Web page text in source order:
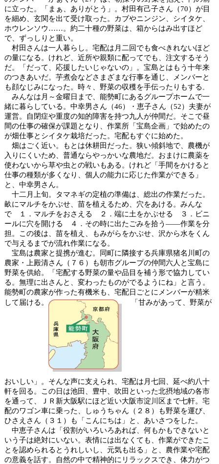
に立った。「まぁ、ありがとう」。村田有己子さん（70）が目
を細め、玄関を出て受け取った。カブやニンジン、シイタケ、
ホウレンソウ……。約二十種の野菜は、箱からはみ出すほど
で、ずっしりと重い。
村田さんは一人暮らし。宅配は月二回でも食べきれないほど
の量になる。けれど、近所や親類に配ってでも、注文するそう
だ。「だって、応援したいじゃないの」。宝島とはもう十年来
のつきあいだ。芋煮会などさまざまな行事を通じ、メンバーと
も顔なじみになった。時々、野菜の収穫を手伝ったりもする 。
みんなは月～金曜日まで、能勢町にあるグループホームで一
緒に暮らしている。中幸男さん（46）・恵子さん（52）夫妻が
運営。自閉症や重度の知的障害を持つ九人が仲間だ。そこで昼
間の仕事の確保が課題となり、作業所「宝島企画」で始めたの
が畑仕事とシイタケ栽培だった。宅配もすぐに始めた。
畑はごく近い。もとは休耕田だった。狭い傾斜地で、農機が
入りにくいため、普通ならやっかいな農地だ。おまけに農薬を
使わないから草や虫との戦いもある。けれど「手間をかけると
仕事の種類が多くなり、個人の能力に応じた作業ができる」
と、中幸男さん。
十二月上旬。タマネギの定植の準備は、総出の作業だった。
畝にマルチをかぶせ、苗を植えるため、穴をあける。みんな
で １．マルチをおさえる ２．端に土をかぶせる ３．ビニ
ールに穴を開ける ４．その時に出たごみを拾う――作業を分
担。この後は、苗を植え、もみがらをかぶせ、沢から水をくん
で与えるまでが流れ作業になる。
宝島は農家と提携が進む。同町に隣接する兵庫県猪名川町の
農家・上殿清さん（７６）も朝市グループの仲間六人と宝島に
野菜を供給。「宅配する野菜の量や品目を補う形で協力してい
る。無理に出さんと、変わったものがでるようにね」と言う。
能勢町の農家が作った有機米も、宅配日ごとにメンバーが精米
して届ける。
「甘みがあって、野菜が
おいしい」。そんな声に支えられ、宅配は月七回、延べ約八十
軒を回る。この日は池田、豊中、吹田といった北摂地域の各市
を通って、ＪＲ新大阪駅にほど近い大阪市淀川区まで七軒。宅
配のワゴン車に乗った、しゅうちゃん（２８）も野菜を運び、
ひさえさん（３１）も「こんにちは」と、あいさつをした。
中恵子さんは「役割がいろいろあれば、何もかもできないと
いう子は絶対にいない。表情には出なくても、作業ができたこ
とを認められるとうれしいし、元気も出る」と、農作業や宅配
の意義を話す。自然の中で精神的にリラックスでき、体力がつ